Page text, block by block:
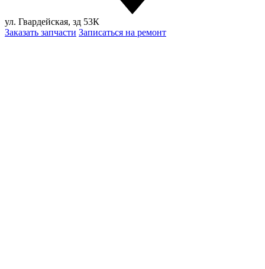
ул. Гвардейская, зд 53К
Заказать запчасти Записаться на ремонт